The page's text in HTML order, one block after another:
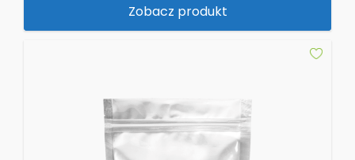
Zobacz produkt